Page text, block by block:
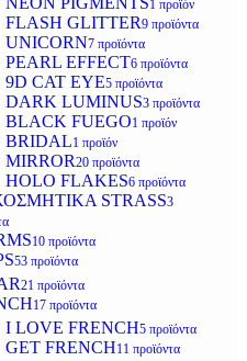
1 προϊόν
FLASH GLITTER9 προϊόντα
UNICORN7 προϊόντα
PEARL EFFECT6 προϊόντα
9D CAT EYE5 προϊόντα
DARK LUMINUS3 προϊόντα
BLACK FUEGO1 προϊόν
BRIDAL1 προϊόν
MIRROR20 προϊόντα
HOLO FLAKES6 προϊόντα
STRASS3
10 προϊόντα
53 προϊόντα
21 προϊόντα
17 προϊόντα
I LOVE FRENCH5 προϊόντα
GET FRENCH11 προϊόντα